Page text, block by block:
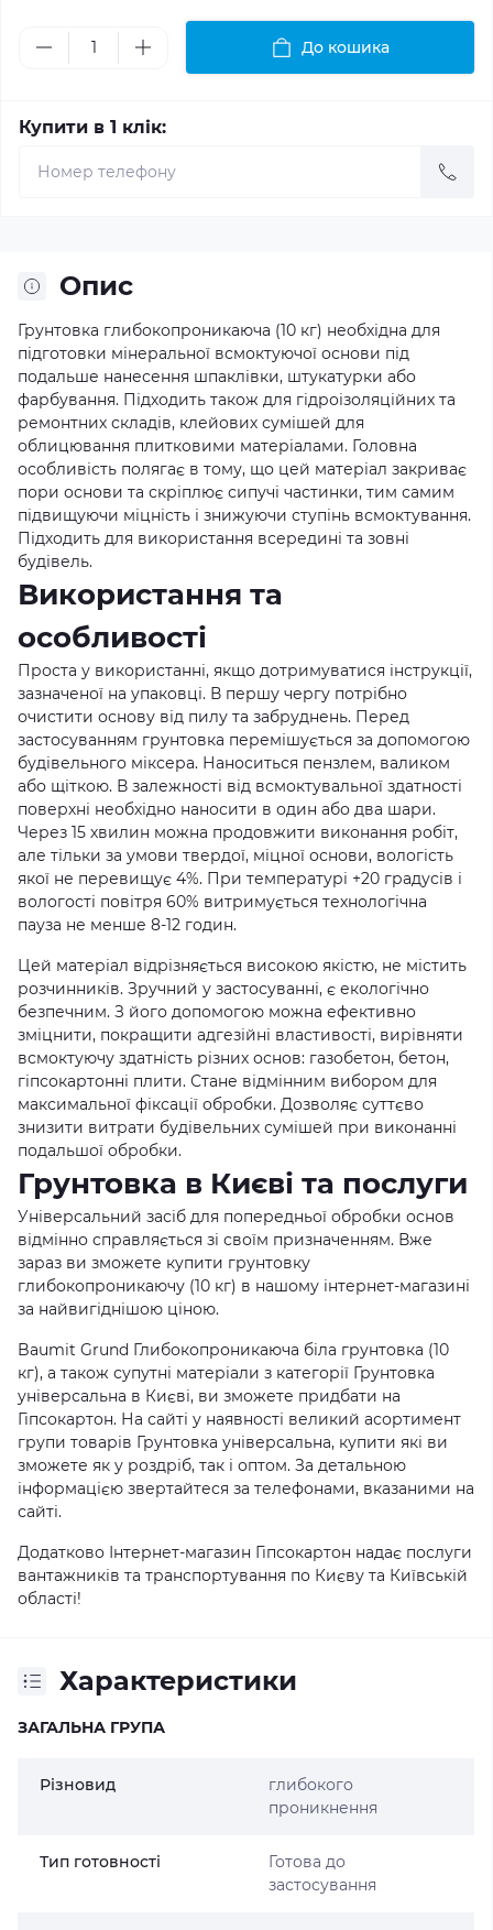
До кошика
Купити в 1 клік:
Опис
Грунтовка глибокопроникаюча (10 кг) необхідна для
підготовки мінеральної всмоктуючої основи під
подальше нанесення шпаклівки, штукатурки або
фарбування. Підходить також для гідроізоляційних та
ремонтних складів, клейових сумішей для
облицювання плитковими матеріалами. Головна
особливість полягає в тому, що цей матеріал закриває
пори основи та скріплює сипучі частинки, тим самим
підвищуючи міцність і знижуючи ступінь всмоктування.
Підходить для використання всередині та зовні
будівель.
Використання та
особливості
Проста у використанні, якщо дотримуватися інструкції,
зазначеної на упаковці. В першу чергу потрібно
очистити основу від пилу та забруднень. Перед
застосуванням грунтовка перемішується за допомогою
будівельного міксера. Наноситься пензлем, валиком
або щіткою. В залежності від всмоктувальної здатності
поверхні необхідно наносити в один або два шари.
Через 15 хвилин можна продовжити виконання робіт,
але тільки за умови твердої, міцної основи, вологість
якої не перевищує 4%. При температурі +20 градусів і
вологості повітря 60% витримується технологічна
пауза не менше 8-12 годин.
Цей матеріал відрізняється високою якістю, не містить
розчинників. Зручний у застосуванні, є екологічно
безпечним. З його допомогою можна ефективно
зміцнити, покращити адгезійні властивості, вирівняти
всмоктуючу здатність різних основ: газобетон, бетон,
гіпсокартонні плити. Стане відмінним вибором для
максимальної фіксації обробки. Дозволяє суттєво
знизити витрати будівельних сумішей при виконанні
подальшої обробки.
Грунтовка в Києві та послуги
Універсальний засіб для попередньої обробки основ
відмінно справляється зі своїм призначенням. Вже
зараз ви зможете купити грунтовку
глибокопроникаючу (10 кг) в нашому інтернет-магазині
за найвигіднішою ціною.
Baumit Grund Глибокопроникаюча біла грунтовка (10
кг), а також супутні матеріали з категорії Грунтовка
універсальна в Києві, ви зможете придбати на
Гіпсокартон. На сайті у наявності великий асортимент
групи товарів Грунтовка універсальна, купити які ви
зможете як у роздріб, так і оптом. За детальною
інформацією звертайтеся за телефонами, вказаними на
сайті.
Додатково Інтернет-магазин Гіпсокартон надає послуги
вантажників та транспортування по Києву та Київській
області!
Характеристики
ЗАГАЛЬНА ГРУПА
Різновид
глибокого
проникнення
Тип готовності
Готова до
застосування